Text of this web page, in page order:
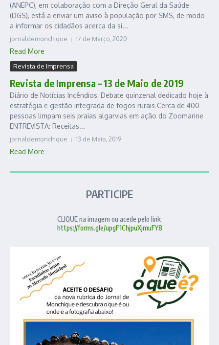
(ANEPC), em colaboração com a Direção Geral da Saúde
(DGS), está a enviar um aviso à população por SMS, de modo
a informar os cidadãos acerca da si...
jornaldemonchique 17 de Março, 2020
Read More
Revista de Imprensa
Revista de Imprensa – 13 de Maio de 2019
Diário de Notícias Incêndios: Debate quinzenal dedicado hoje à
estratégia e gestão integrada de fogos rurais Cerca de 400
pessoas limpam seis praias algarvias em ação do Zoomarine
ENTREVISTA: Receitas...
jornaldemonchique 13 de Maio, 2019
Read More
PARTICIPE
CLIQUE na imagem ou acede pelo link:
https://forms.gle/upgF1ChjpuXjmuFY8